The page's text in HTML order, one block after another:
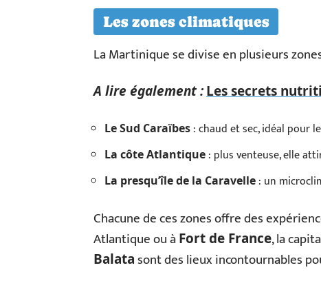
Les zones climatiques
La Martinique se divise en plusieurs
A lire également :Les secrets
Le Sud Caraïbes : chaud et sec, idéal pour
La côte Atlantique : plus venteuse, elle
La presqu’île de la Caravelle : un
Chacune de ces zones offre des
Atlantique ou àFort de France, la
Balatasont des lieux incontournables